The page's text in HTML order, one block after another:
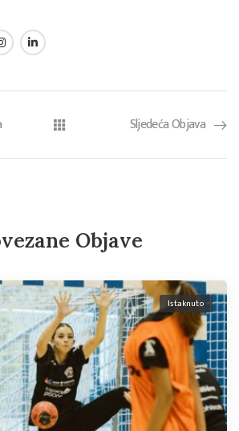
Sljedeća Objava
Objave
Istaknuto